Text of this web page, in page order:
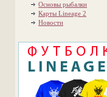
Основы рыбалки
Карты Lineage 2
Новости